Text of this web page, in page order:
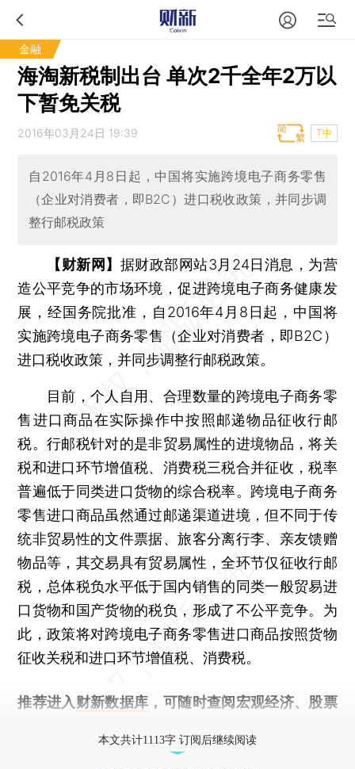
金融
海淘新税制出台 单次2千全年2万以
下暂免关税
2016年03月24日 19:39 T中
自2016年4月8日起，中国将实施跨境电子商务零售
（企业对消费者，即B2C）进口税收政策，并同步调
整行邮税政策
【财新网】 据财政部网站3月24日消息，为营
造公平竞争的市场环境，促进跨境电子商务健康发
展，经国务院批准，自2016年4月8日起，中国将
实施跨境电子商务零售（企业对消费者，即B2C）
进口税收政策，并同步调整行邮税政策。
目前，个人自用、合理数量的跨境电子商务零
售进口商品在实际操作中按照邮递物品征收行邮
税。行邮税针对的是非贸易属性的进境物品，将关
税和进口环节增值税、消费税三税合并征收，税率
普遍低于同类进口货物的综合税率。跨境电子商务
零售进口商品虽然通过邮递渠道进境，但不同于传
统非贸易性的文件票据、旅客分离行李、亲友馈赠
物品等，其交易具有贸易属性，全环节仅征收行邮
税，总体税负水平低于国内销售的同类一般贸易进
口货物和国产货物的税负，形成了不公平竞争。为
此，政策将对跨境电子商务零售进口商品按照货物
征收关税和进口环节增值税、消费税。
推荐进入 财新数据库 ，可随时查阅宏观经济、股票
本文共计1113字 订阅后继续阅读